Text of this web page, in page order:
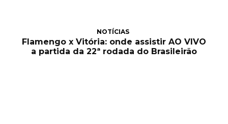
NOTÍCIAS
Flamengo x Vitória: onde assistir AO VIVO
a partida da 22ª rodada do Brasileirão